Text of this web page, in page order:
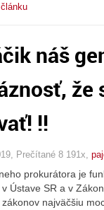
náš
že
!!
Prečítané 8 191x,
prokurátora je
Ústave SR a v
najväčšiu